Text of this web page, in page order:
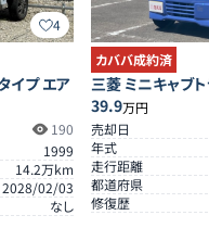
4
イプ エア
190
1999
14.2万km
2028/02/03
なし
カババ成約済
三菱 ミニキャブ
39.9万円
売却日
年式
走行距離
都道府県
修復歴